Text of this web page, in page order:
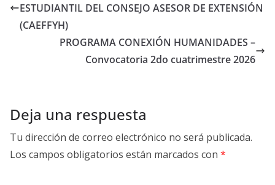
o
e
r
a
m
t
i
ESTUDIANTIL DEL CONSEJO ASESOR DE EXTENSIÓN
(CAEFFYH)
PROGRAMA CONEXIÓN HUMANIDADES –
Convocatoria 2do cuatrimestre 2026
Deja una respuesta
Tu dirección de correo electrónico no será publicada.
Los campos obligatorios están marcados con *